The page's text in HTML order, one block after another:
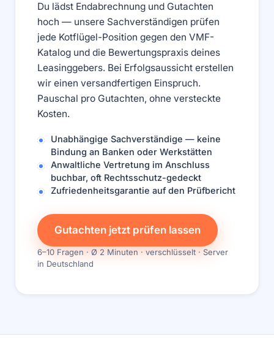
Du lädst Endabrechnung und Gutachten
hoch — unsere Sachverständigen prüfen
jede Kotflügel-Position gegen den VMF-
Katalog und die Bewertungspraxis deines
Leasinggebers. Bei Erfolgsaussicht erstellen
wir einen versandfertigen Einspruch.
Pauschal pro Gutachten, ohne versteckte
Kosten.
Unabhängige Sachverständige — keine
Bindung an Banken oder Werkstätten
Anwaltliche Vertretung im Anschluss
buchbar, oft Rechtsschutz-gedeckt
Zufriedenheits­garantie auf den Prüfbericht
Gutachten jetzt prüfen lassen
6–10 Fragen · Ø 2 Minuten · verschlüsselt · Server
in Deutschland